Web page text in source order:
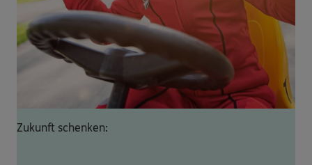
Zukunft schenken: